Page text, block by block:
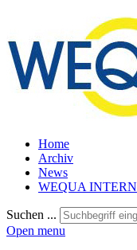
Home
Archiv
News
WEQUA INTERN
Suchen ...
Open menu